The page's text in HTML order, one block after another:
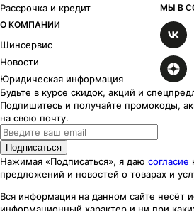
Backfire- Оригинал
Backfire 7
Балеар-Оригинал
Балеар
Байкал
Байконур Джип-Рейд 1
Байконур 15
Блэкберн 23
Блюз-Оригинал
Борэй 22
Brent 1
Бриз-Оригинал
1
Рассрочка и кредит
О КОМПАНИИ
Шинсервис
Новости
Юридическая информация
МЫ В
Будьте в курсе скидок, акций и
Подпишитесь и получайте промокоды,
на свою почту.
Подписаться
Нажимая «Подписаться», я даю согласие
предложений и новостей о товарах и
Вся информация на данном сайте несёт